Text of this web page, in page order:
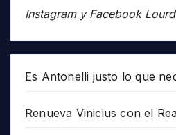
Instagram y Facebook
Es Antonelli justo lo que
Renueva Vinicius con el